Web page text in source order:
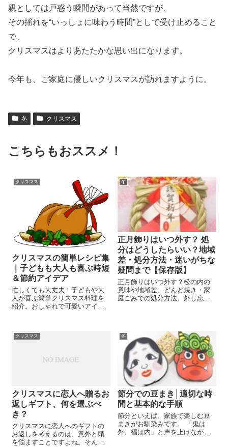
親としては戸惑う瞬間があって当然ですが、
その揺れを“いっしょに味わう時間”として受け止めること
で、
クリスマスはよりあたたかな思い出になります。
今年も、ご家庭に優しいクリスマスが訪れますように。
冬 クリスマス
こちらもおススメ！
クリスマス
クリスマスの簡単レシピ集
｜子どもも大人も喜ぶ時短
＆節約アイデア
忙しくても大丈夫！子どもや大
人が喜ぶ簡単クリスマス料理を
紹介。おしゃれで可愛いアイデ
冬
正月飾りはいつ外す？ 処
分はどうしたらいい？地域
差・処分方法・迷いがちな
疑問まで【保存版】
正月飾りはいつ外す？松の内の
意味や地域差、どんど焼き・家
庭ごみでの処分方法、外し忘れ
クリスマス
クリスマスに恋人へ贈るお
返しギフト、何を選ぶべ
き？
クリスマスに恋人へのギフトの
お返しを考えるのは、意外と頭
を悩ますことですよね。そんな
冬
節分での豆まき│適切な時
間と基本的な手順
節分といえば、家族で楽しむ豆
まきがお馴染みです。 「鬼は
外、福は内」と声を上げながら